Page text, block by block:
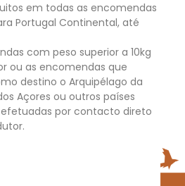
em todas as encomendas
Portugal Continental, até
com peso superior a 10kg
ou as encomendas que
destino o Arquipélago da
Açores ou outros países
por contacto direto